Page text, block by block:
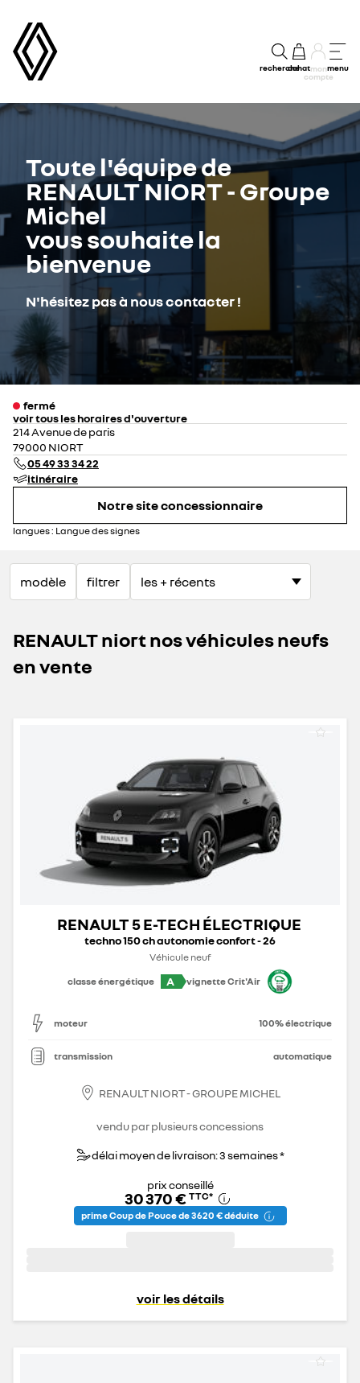
rechercheachatmon
compte
menu
Toute l'équipe de
RENAULT NIORT - Groupe
Michel
vous souhaite la
bienvenue
N'hésitez pas à nous contacter !
fermé
voir tous les horaires d'ouverture
lundi
mardi
mercredi
jeudi
vendredi
08:00 - 12:0014:00 - 19:00
09:00 - 12:00
dimanche
fermé
214 Avenue de paris
79000 NIORT
05 49 33 34 22
itinéraire
Notre site concessionnaire
langues : Langue des signes
modèle filtrer
RENAULT niort nos véhicules neufs
en vente
RENAULT 5 E-TECH ÉLECTRIQUE
techno 150 ch autonomie confort - 26
Véhicule neuf
classe énergétique
A vignette Crit'Air
moteur 100% électrique
transmission automatique
RENAULT NIORT - GROUPE MICHEL
vendu par plusieurs concessions
délai moyen de livraison: 3 semaines *
prix conseillé
30 370 € TTC*
prime Coup de Pouce de 3 620 € déduite
voir les détails